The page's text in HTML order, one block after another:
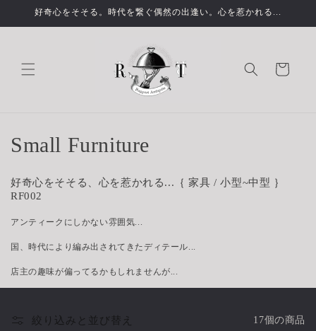
ンツに
進む
好奇心をそそる。時代を繋ぐ偶然の出逢い。心を惹かれる...
ー
コ
レ
ク
シ
ョ
ン
Small Furniture
好奇心をそそる、心を惹かれる...｛ 家具 / 小型~中型 ｝
RF002
アンティークにしかない雰囲気...
国、時代により編み出されてきたディテール...
店主の趣味が偏ってるかもしれませんが...
絞り込みと並び替え 17個の商品